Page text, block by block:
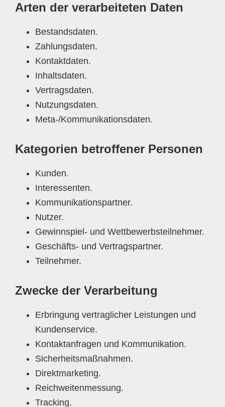
Arten der verarbeiteten Daten
Bestandsdaten.
Zahlungsdaten.
Kontaktdaten.
Inhaltsdaten.
Vertragsdaten.
Nutzungsdaten.
Meta-/Kommunikationsdaten.
Kategorien betroffener Personen
Kunden.
Interessenten.
Kommunikationspartner.
Nutzer.
Gewinnspiel- und Wettbewerbsteilnehmer.
Geschäfts- und Vertragspartner.
Teilnehmer.
Zwecke der Verarbeitung
Erbringung vertraglicher Leistungen und
Kundenservice.
Kontaktanfragen und Kommunikation.
Sicherheitsmaßnahmen.
Direktmarketing.
Reichweitenmessung.
Tracking.